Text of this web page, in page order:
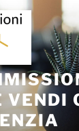
VENDI